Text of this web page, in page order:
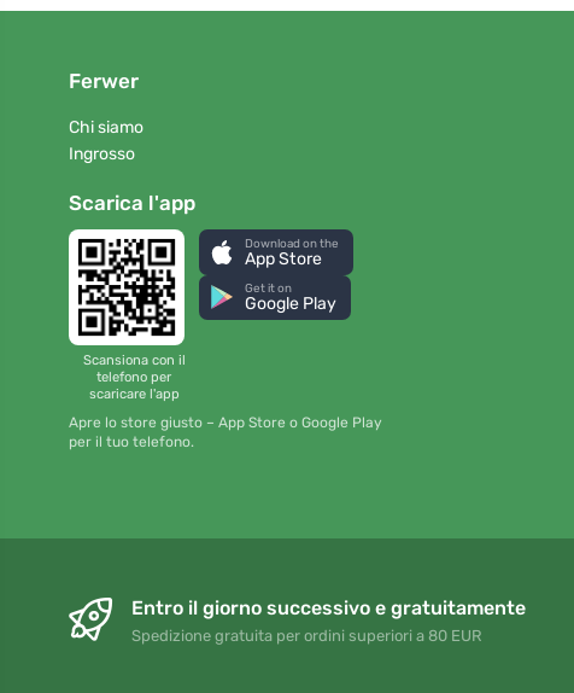
Ferwer
Chi siamo
Ingrosso
Scarica l'app
Scansiona con il
telefono per
scaricare l'app
Download on the
App Store
Get it on
Google Play
Apre lo store giusto – App Store o Google Play
per il tuo telefono.
Entro il giorno successivo e gratuitamente
Spedizione gratuita per ordini superiori a 80 EUR